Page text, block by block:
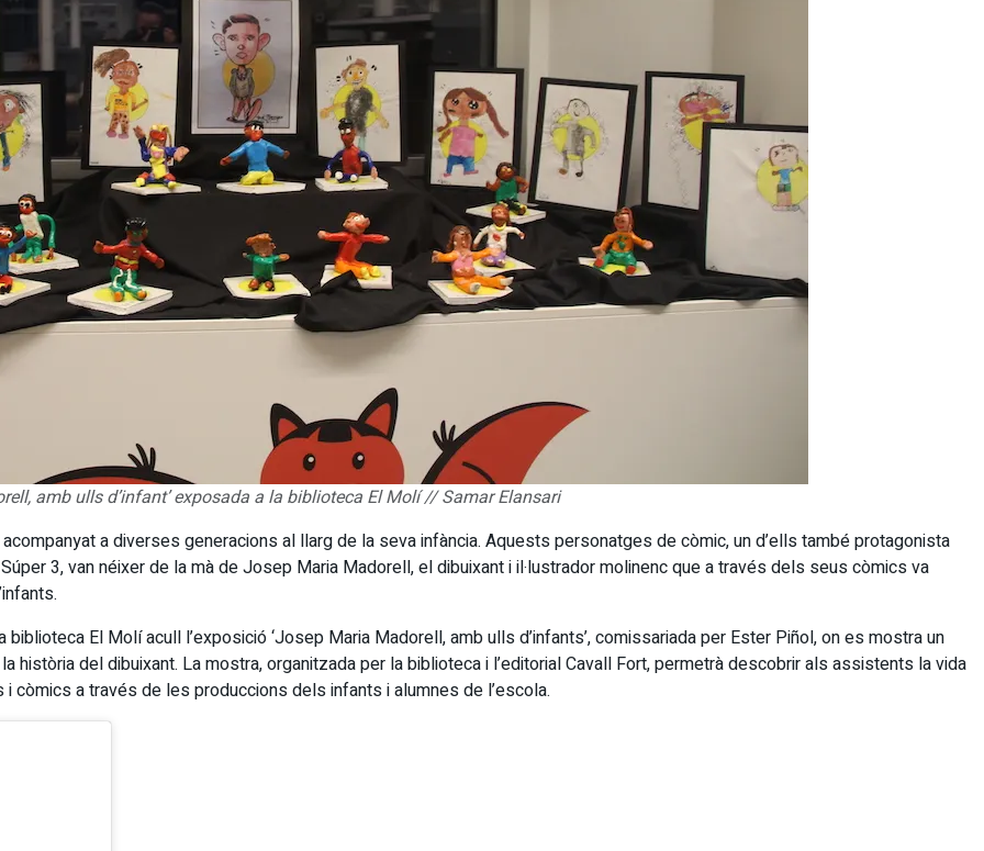
amb ulls d’infant’ exposada a la biblioteca El Molí // Samar Elansari
a diverses generacions al llarg de la seva infància. Aquests personatges de còmic, un d’ells també protagonista
3, van néixer de la mà de Josep Maria Madorell, el dibuixant i il·lustrador molinenc que a través dels seus còmics va
El Molí acull l’exposició ‘Josep Maria Madorell, amb ulls d’infants’, comissariada per Ester Piñol, on es mostra un
història del dibuixant. La mostra, organitzada per la biblioteca i l’editorial Cavall Fort, permetrà descobrir als assistents la vida
còmics a través de les produccions dels infants i alumnes de l’escola.